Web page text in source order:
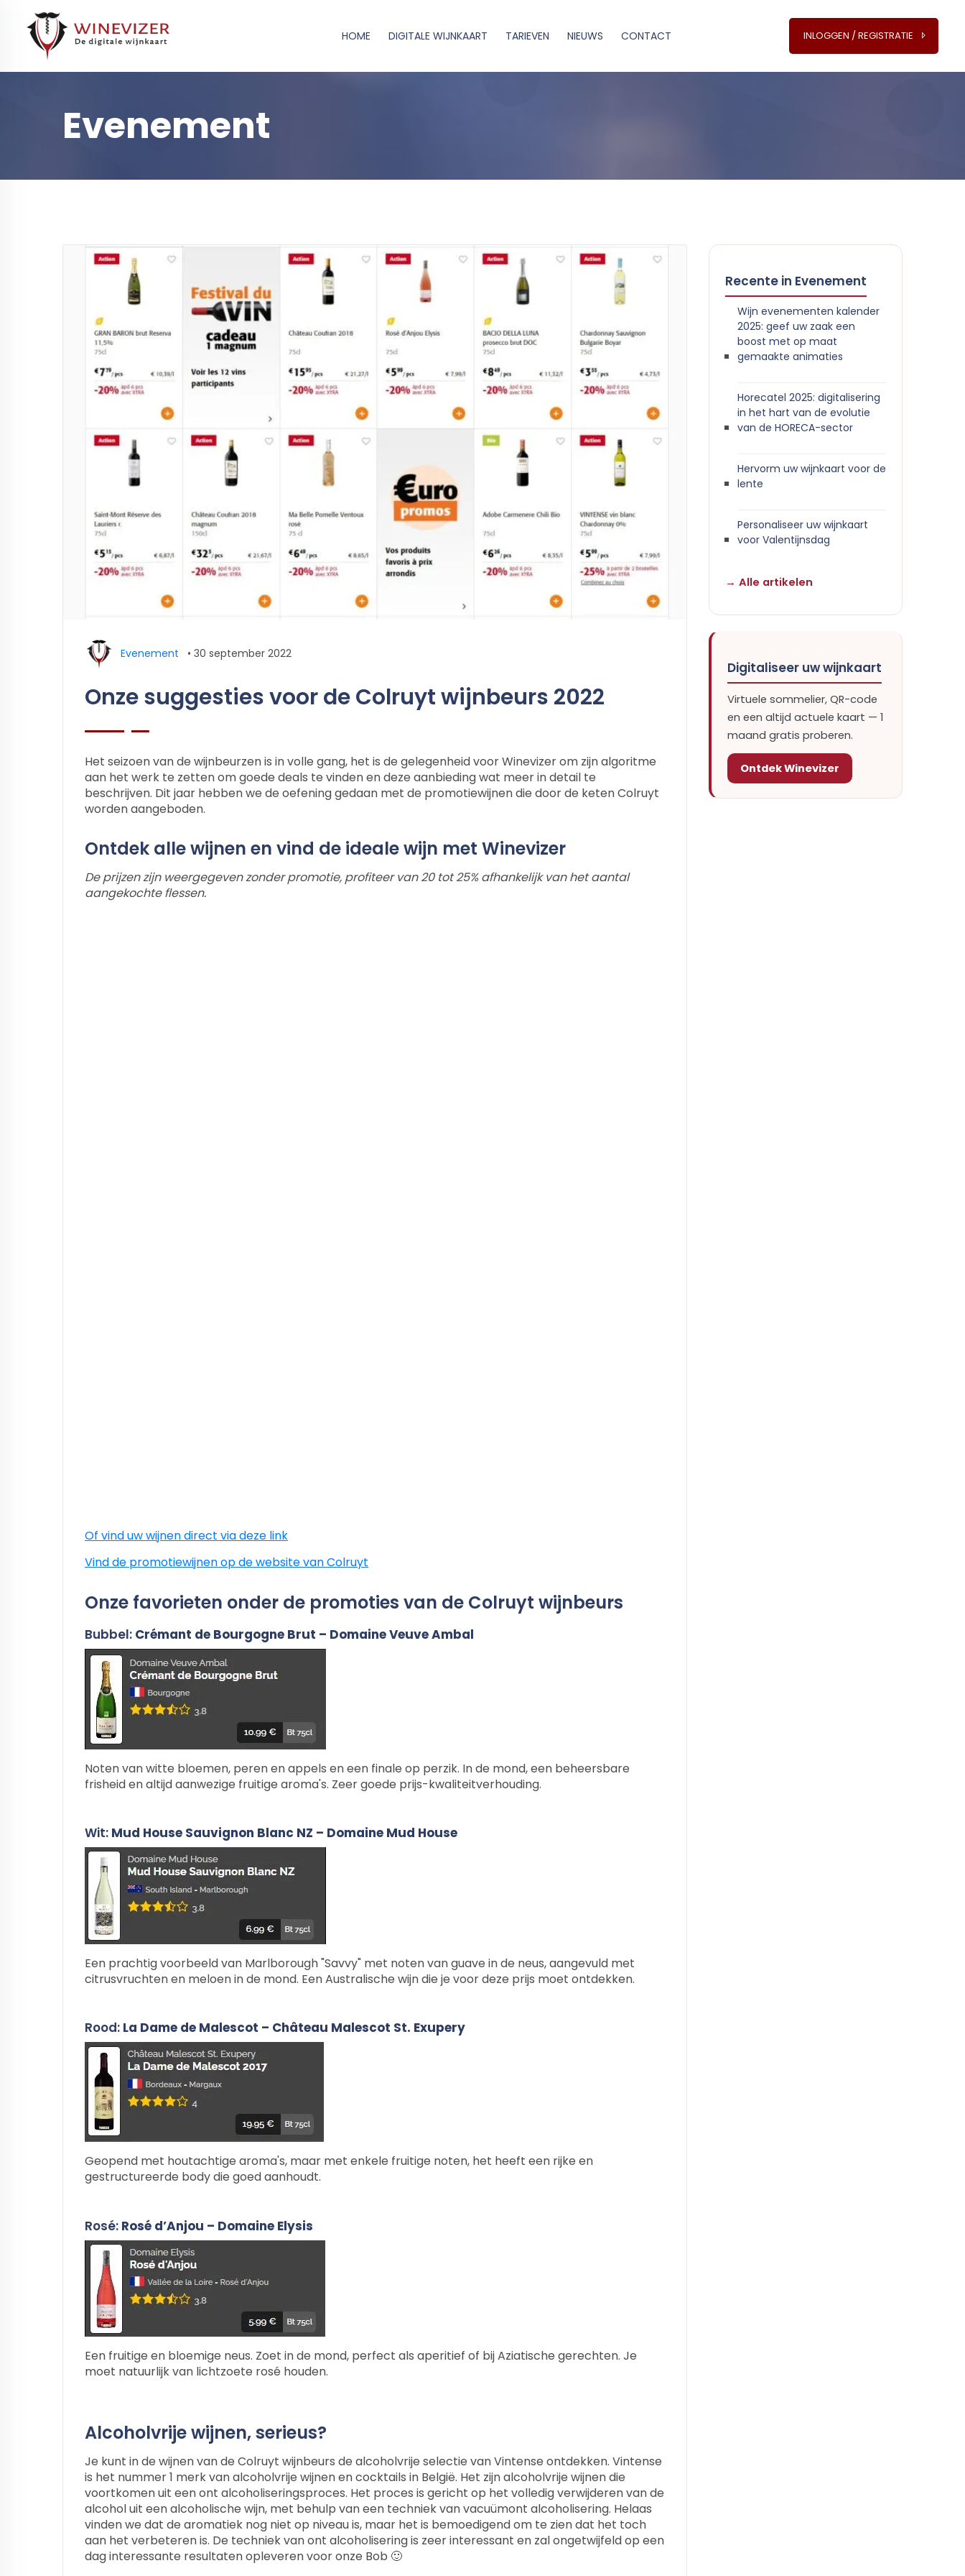
HOME DIGITALE WIJNKAART TARIEVEN NIEUWS CONTACT INLOGGEN / REGISTRATIE
Evenement
Evenement • 30 september 2022
Onze suggesties voor de Colruyt wijnbeurs 2022
Het seizoen van de wijnbeurzen is in volle gang, het is de gelegenheid voor Winevizer om zijn algoritme
aan het werk te zetten om goede deals te vinden en deze aanbieding wat meer in detail te
beschrijven. Dit jaar hebben we de oefening gedaan met de promotiewijnen die door de keten Colruyt
worden aangeboden.
Ontdek alle wijnen en vind de ideale wijn met Winevizer
De prijzen zijn weergegeven zonder promotie, profiteer van 20 tot 25% afhankelijk van het aantal
aangekochte flessen.
Of vind uw wijnen direct via deze link
Vind de promotiewijnen op de website van Colruyt
Onze favorieten onder de promoties van de Colruyt wijnbeurs
Bubbel: Crémant de Bourgogne Brut – Domaine Veuve Ambal
Noten van witte bloemen, peren en appels en een finale op perzik. In de mond, een beheersbare
frisheid en altijd aanwezige fruitige aroma's. Zeer goede prijs-kwaliteitverhouding.
Wit: Mud House Sauvignon Blanc NZ – Domaine Mud House
Een prachtig voorbeeld van Marlborough "Savvy" met noten van guave in de neus, aangevuld met
citrusvruchten en meloen in de mond. Een Australische wijn die je voor deze prijs moet ontdekken.
Rood: La Dame de Malescot – Château Malescot St. Exupery
Geopend met houtachtige aroma's, maar met enkele fruitige noten, het heeft een rijke en
gestructureerde body die goed aanhoudt.
Rosé: Rosé d’Anjou – Domaine Elysis
Een fruitige en bloemige neus. Zoet in de mond, perfect als aperitief of bij Aziatische gerechten. Je
moet natuurlijk van lichtzoete rosé houden.
Alcoholvrije wijnen, serieus?
Je kunt in de wijnen van de Colruyt wijnbeurs de alcoholvrije selectie van Vintense ontdekken. Vintense
is het nummer 1 merk van alcoholvrije wijnen en cocktails in België. Het zijn alcoholvrije wijnen die
voortkomen uit een ont alcoholiseringsproces. Het proces is gericht op het volledig verwijderen van de
alcohol uit een alcoholische wijn, met behulp van een techniek van vacuümont alcoholisering. Helaas
vinden we dat de aromatiek nog niet op niveau is, maar het is bemoedigend om te zien dat het toch
aan het verbeteren is. De techniek van ont alcoholisering is zeer interessant en zal ongetwijfeld op een
dag interessante resultaten opleveren voor onze Bob 🙂
Recente in Evenement
Wijn evenementen kalender
2025: geef uw zaak een
boost met op maat
gemaakte animaties
Horecatel 2025: digitalisering
in het hart van de evolutie
van de HORECA-sector
Hervorm uw wijnkaart voor de
lente
Personaliseer uw wijnkaart
voor Valentijnsdag
→ Alle artikelen
Digitaliseer uw wijnkaart
Virtuele sommelier, QR-code
en een altijd actuele kaart — 1
maand gratis proberen.
Ontdek Winevizer